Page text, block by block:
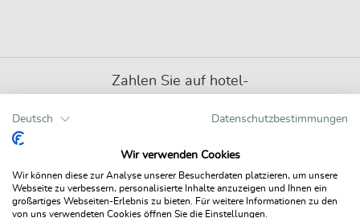
Zahlen Sie auf hotel-
Deutsch Datenschutzbestimmungen
Wir verwenden Cookies
Wir können diese zur Analyse unserer Besucherdaten platzieren, um unsere
Webseite zu verbessern, personalisierte Inhalte anzuzeigen und Ihnen ein
großartiges Webseiten-Erlebnis zu bieten. Für weitere Informationen zu den
von uns verwendeten Cookies öffnen Sie die Einstellungen.